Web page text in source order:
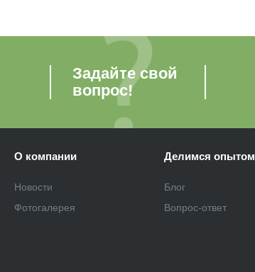
Задайте свой
вопрос!
О компании
Новости
Фотогалерея
Делимся опытом
Блог
Вопрос-ответ